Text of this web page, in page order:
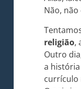
Não, não
religião,
Outro
a
currículo